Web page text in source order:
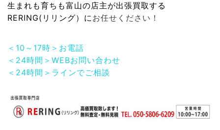
生まれも育ちも富山の店主が出張買取する
RERING(リリング） にお任せください！
＜10～17時＞お電話
＜24時間＞WEBお問い合わせ
＜24時間＞ラインでご相談